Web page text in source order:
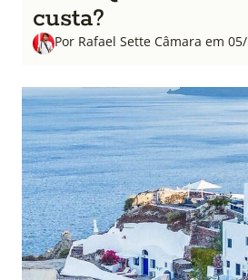
custa?
Por Rafael Sette Câmara em